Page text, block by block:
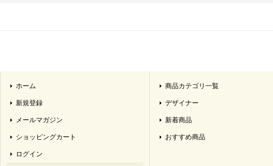
ホーム
新規登録
メールマガジン
ショッピングカート
ログイン
商品カテゴリ一覧
デザイナー
新着商品
おすすめ商品